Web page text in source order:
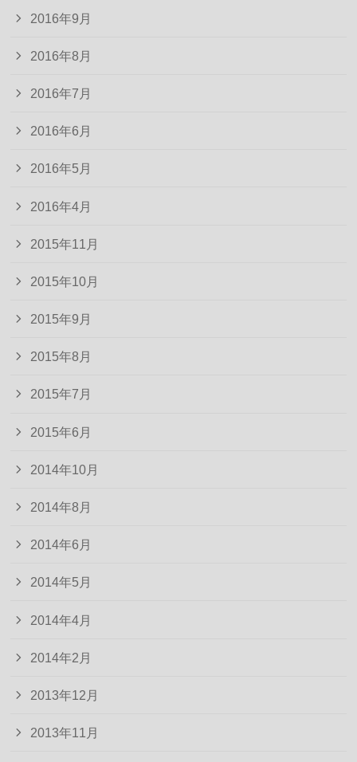
2016年9月
2016年8月
2016年7月
2016年6月
2016年5月
2016年4月
2015年11月
2015年10月
2015年9月
2015年8月
2015年7月
2015年6月
2014年10月
2014年8月
2014年6月
2014年5月
2014年4月
2014年2月
2013年12月
2013年11月